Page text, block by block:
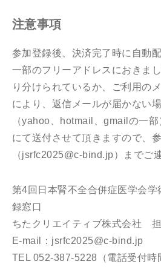
注意事項
参加登録後、決済完了時に自動
一部のフリーアドレスにおきま
り分けられているか、ご利用の
により、返信メールが届かない
（yahoo、hotmail、gmailの一
にて送付させて頂きますので、
（jsrfc2025@c-bind.jp）までご
第4回日本腎不全合併症医学会学
録窓口
ちたクリエイティブ株式会社
E-mail：jsrfc2025@c-bind.jp
TEL 052-387-5228（電話受付